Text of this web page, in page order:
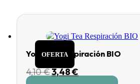
OFERTA
Yogi Tea Respiración BIO
4,10€El
3,48€